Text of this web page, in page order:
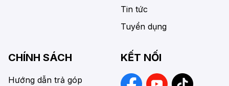
Tin tức
Tuyển dụng
CHÍNH SÁCH
Hướng dẫn trả góp
KẾT NỐI